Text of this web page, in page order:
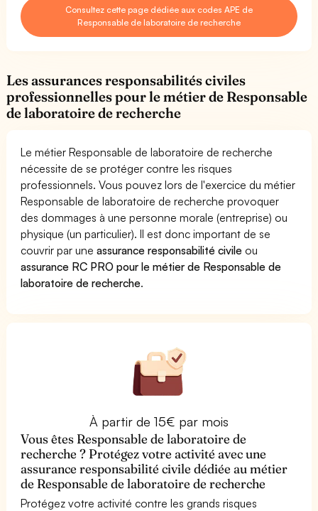
Consultez cette page dédiée aux codes APE de
Responsable de laboratoire de recherche
Les assurances responsabilités civiles
professionnelles pour le métier de Responsable
de laboratoire de recherche
Le métier Responsable de laboratoire de recherche
nécessite de se protéger contre les risques
professionnels. Vous pouvez lors de l'exercice du métier
Responsable de laboratoire de recherche provoquer
des dommages à une personne morale (entreprise) ou
physique (un particulier). Il est donc important de se
couvrir par uneassurance responsabilité civile ou
assurance RC PRO pour le métier de Responsable de
laboratoire de recherche.
À partir de 15€ par mois
Vous êtes Responsable de laboratoire de
recherche ? Protégez votre activité avec une
assurance responsabilité civile dédiée au métier
de Responsable de laboratoire de recherche
Protégez votre activité contre les grands risques